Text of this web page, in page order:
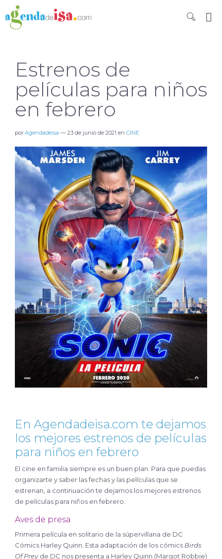
Estrenos de
películas para niños
en febrero
por Agendadeisa — 23 de junio de 2021 en CINE
En Agendadeisa.com te dejamos
los mejores estrenos de películas
para niños en febrero
El cine en familia siempre es un buen plan. Para que puedas
organizarte y saber las fechas y las películas que se
estrenan, a continuación te dejamos los mejores estrenos
de películas para niños en febrero.
Aves de presa
Primera película en solitario de la súpervillana de DC
Cómics Harley Quinn. Esta adaptación de los cómics Birds
Of Preyde DC nos presenta a Harley Quinn (Margot Robbie)